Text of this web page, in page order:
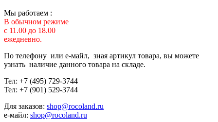
Мы работаем :
В обычном режиме
с 11.00 до 18.00
ежедневно.
По телефону или е-майл, зная артикул товара, вы можете
узнать наличие данного товара на складе.
Тел: +7 (495) 729-3744
Тел: +7 (901) 529-3744
Для заказов: shop@rocoland.ru
е-майл: shop@rocoland.ru